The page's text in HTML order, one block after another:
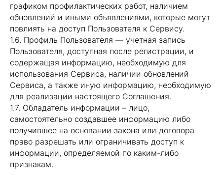
графиком профилактических работ, наличием
обновлений и иными объявлениями, которые могут
повлиять на доступ Пользователя к Сервису.
1.6. Профиль Пользователя — учетная запись
Пользователя, доступная после регистрации, и
содержащая информацию, необходимую для
использования Сервиса, наличии обновлений
Сервиса, а также иную информацию, необходимую
для реализации настоящего Соглашения.
1.7. Обладатель информации – лицо,
самостоятельно создавшее информацию либо
получившее на основании закона или договора
право разрешать или ограничивать доступ к
информации, определяемой по каким-либо
признакам.